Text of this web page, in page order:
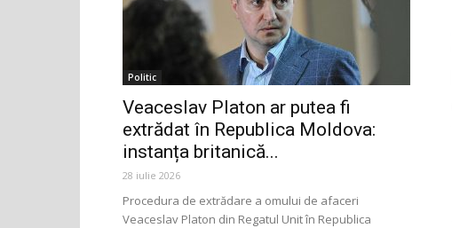
Politic
Veaceslav Platon ar putea fi
extrădat în Republica Moldova:
instanța britanică...
28 iulie 2026
Procedura de extrădare a omului de afaceri
Veaceslav Platon din Regatul Unit în Republica